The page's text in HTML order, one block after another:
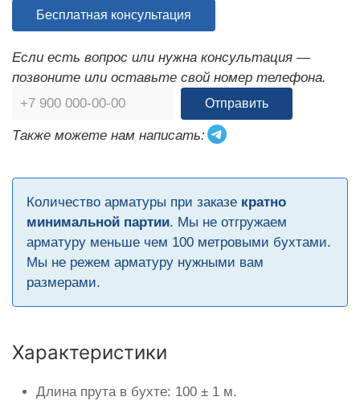
Бесплатная консультация
Если есть вопрос или нужна консультация —
позвоните или оставьте свой номер телефона.
Отправить
Также можете нам написать:
Количество арматуры при заказе кратно
минимальной партии. Мы не отгружаем
арматуру меньше чем 100 метровыми бухтами.
Мы не режем арматуру нужными вам
размерами.
Характеристики
Длина прута в бухте: 100 ± 1 м.